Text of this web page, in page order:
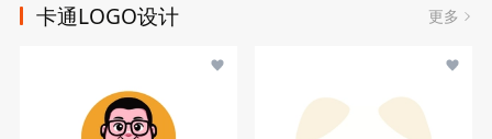
卡通LOGO设计 更多